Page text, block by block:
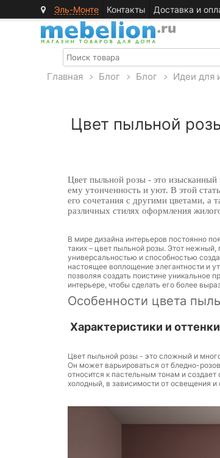
Эль-Монте Контакты Доставка и
Главная > Блог > Блог > Идеи для
Цвет пыльной
Цвет пыльной розы - это изысканный
ему утонченность и уют. В этой
его сочетания с другими цветами, а
различных стилях оформления
В мире дизайна интерьеров постоянно
таких – цвет пыльной розы. Этот
универсальностью и способностью
настоящее воплощение элегантности и
позволяя создать поистине уникальное
интерьере, чтобы сделать его более
Особенности цвета
Характеристики и
Цвет пыльной розы - это сложный и
Он может варьироваться от бледно-
относится к пастельным тонам и
холодный, в зависимости от освещения